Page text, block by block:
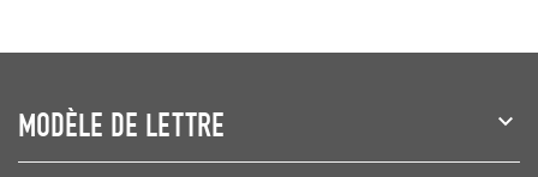
MODÈLE DE LETTRE